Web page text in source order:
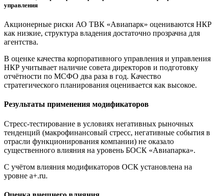
управления
Акционерные риски АО ТВК «Авиапарк» оцениваются НКР
как низкие, структура владения достаточно прозрачна для
агентства.
В оценке качества корпоративного управления и управления
НКР учитывает наличие совета директоров и подготовку
отчётности по МСФО два раза в год. Качество
стратегического планирования оценивается как высокое.
Результаты применения модификаторов
Стресс-тестирование в условиях негативных рыночных
тенденций (макрофинансовый стресс, негативные события в
отрасли функционирования компании) не оказало
существенного влияния на уровень БОСК «Авиапарка».
С учётом влияния модификаторов ОСК установлена на
уровне a+.ru.